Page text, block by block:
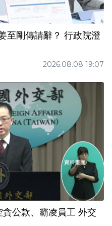
請辭？ 行政院澄
2026.08.08 19:07
公款、霸凌員工 外交